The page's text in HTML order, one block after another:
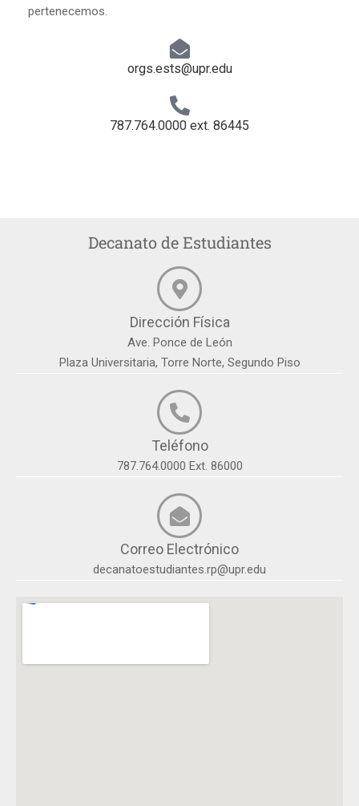
pertenecemos.
orgs.ests@upr.edu
787.764.0000 ext. 86445
Decanato de Estudiantes
Dirección Física
Ave. Ponce de León
Plaza Universitaria, Torre Norte, Segundo Piso
Teléfono
787.764.0000 Ext. 86000
Correo Electrónico
decanatoestudiantes.rp@upr.edu